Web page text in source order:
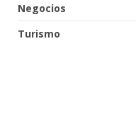
Negocios
Turismo